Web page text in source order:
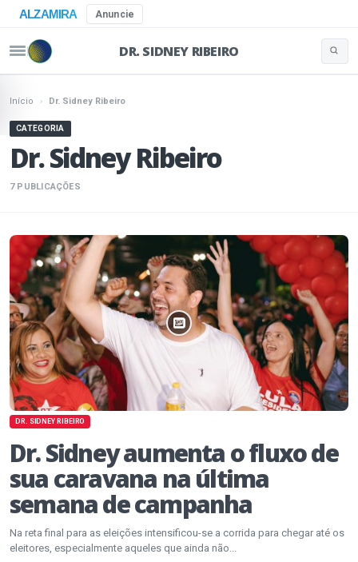
ALZAMIRA Anuncie
DR. SIDNEY RIBEIRO
Início › Dr. Sidney Ribeiro
CATEGORIA
Dr. Sidney Ribeiro
7 PUBLICAÇÕES
DR. SIDNEY RIBEIRO
Dr. Sidney aumenta o fluxo de
sua caravana na última
semana de campanha
Na reta final para as eleições intensificou-se a corrida para chegar até os
eleitores, especialmente aqueles que ainda não...